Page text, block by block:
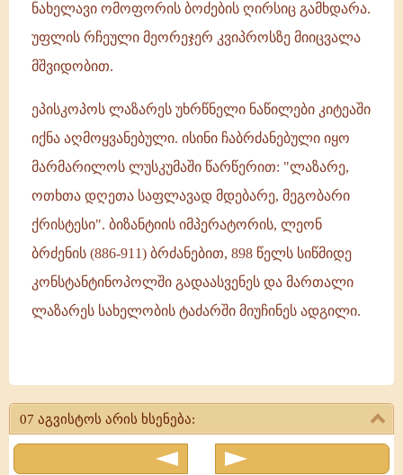
ნახელავი ომოფორის ბოძების ღირსიც გამხდარა.
უფლის რჩეული მეორეჯერ კვიპროსზე მიიცვალა
მშვიდობით.
ეპისკოპოს ლაზარეს უხრწნელი ნაწილები კიტეაში
იქნა აღმოყვანებული. ისინი ჩაბრძანებული იყო
მარმარილოს ლუსკუმაში წარწერით: "ლაზარე,
ოთხთა დღეთა საფლავად მდებარე, მეგობარი
ქრისტესი". ბიზანტიის იმპერატორის, ლეონ
ბრძენის (886-911) ბრძანებით, 898 წელს სიწმიდე
კონსტანტინოპოლში გადაასვენეს და მართალი
ლაზარეს სახელობის ტაძარში მიუჩინეს ადგილი.
წმიდისა
07 აგვისტოს არის ხსენება: